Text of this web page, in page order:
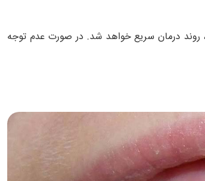
روند درمان سریع خواهد شد. در صورت عدم توجه